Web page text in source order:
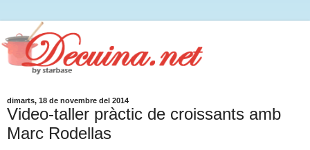
dimarts, 18 de novembre del 2014
Video-taller pràctic de croissants amb
Marc Rodellas